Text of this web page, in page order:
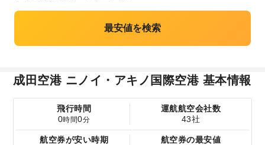
最安値を検索
成田空港 ニノイ・アキノ国際空港 基本情報
飛行時間
0時間0分
運航航空会社数
43社
航空券が安い時期
航空券の最安値